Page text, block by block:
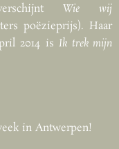
Wie wij
poëzieprijs). Haar
2014 isIk trek mijn
in Antwerpen!